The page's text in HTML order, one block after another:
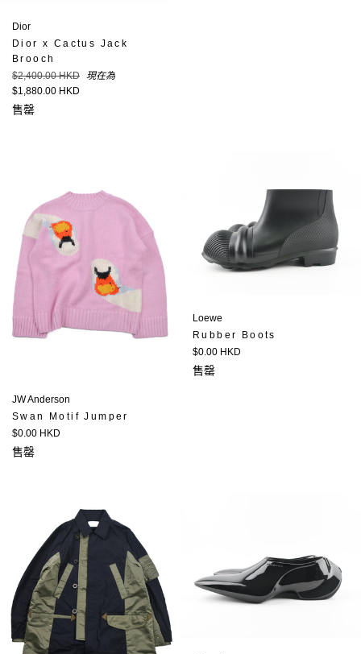
Dior
Dior x Cactus Jack
Brooch
定
價
$2,400.00 HKD 現在為
$1,880.00 HKD
售罄
JW Anderson
Swan Motif Jumper
定
價
$0.00 HKD
售罄
Loewe
Rubber Boots
定
價
$0.00 HKD
售罄